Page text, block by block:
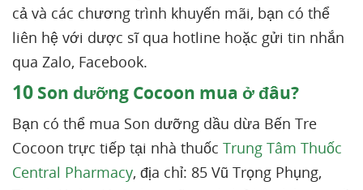
cả và các chương trình khuyến mãi, bạn có thể
liên hệ với dược sĩ qua hotline hoặc gửi tin nhắn
qua Zalo, Facebook.
10 Son dưỡng Cocoon mua ở đâu?
Bạn có thể mua Son dưỡng dầu dừa Bến Tre
Cocoon trực tiếp tại nhà thuốc Trung Tâm Thuốc
Central Pharmacy, địa chỉ: 85 Vũ Trọng Phụng,